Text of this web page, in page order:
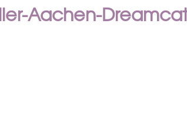
Aachen-